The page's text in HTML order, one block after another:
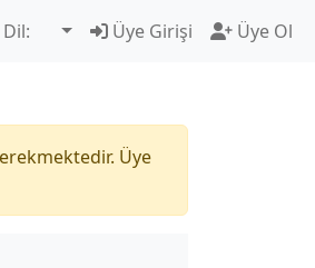
Dil: Üye Girişi Üye Ol
Üye